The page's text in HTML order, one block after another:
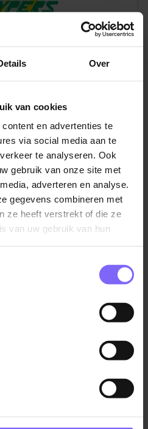
Over
van cookies
en advertenties te
via social media aan te
te analyseren. Ook
gebruik van onze site met
adverteren en analyse.
gegevens combineren met
ze heeft verstrekt of die ze
van uw gebruik van hun
©TomTom